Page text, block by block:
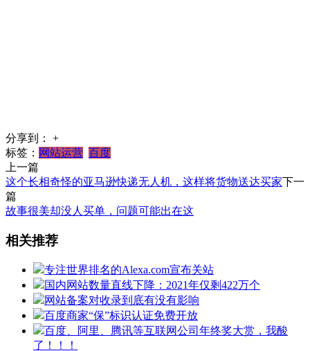
分享到：
+
标签： 网站运营 百度
上一篇
这个长相奇怪的亚马逊快递无人机，这样将货物送达买家下一
篇
故事很美却没人买单，问题可能出在这
相关推荐
专注世界排名的Alexa.com宣布关站
国内网站数量直线下降：2021年仅剩422万个
网站备案对收录到底有没有影响
百度商家“保”标识认证免费开放
百度、阿里、腾讯等互联网公司年终奖大赏，我酸
了！！！